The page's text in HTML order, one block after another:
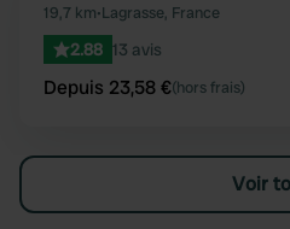
19,7 km•Lagrasse, France
2.88 13 avis
Depuis 23,58 €(hors frais)
Voir